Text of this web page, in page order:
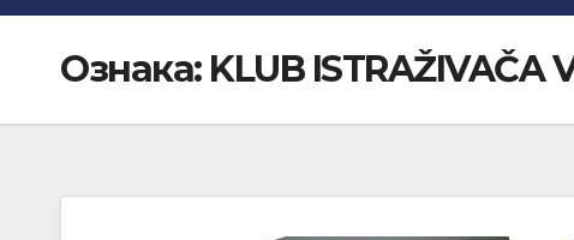
Ознака: KLUB ISTRAŽIVAČA